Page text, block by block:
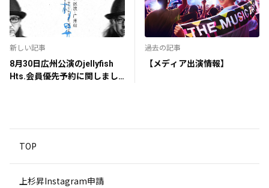
新しい記事
8月30日広州公演のjellyfish
Hts.会員優先予約に関しまし
過去の記事
【メディア出演情報】
TOP
上杉昇Instagram申請